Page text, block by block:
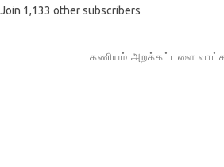
Join 1,133 other subscribers
கணியம் அறக்கட்டளை